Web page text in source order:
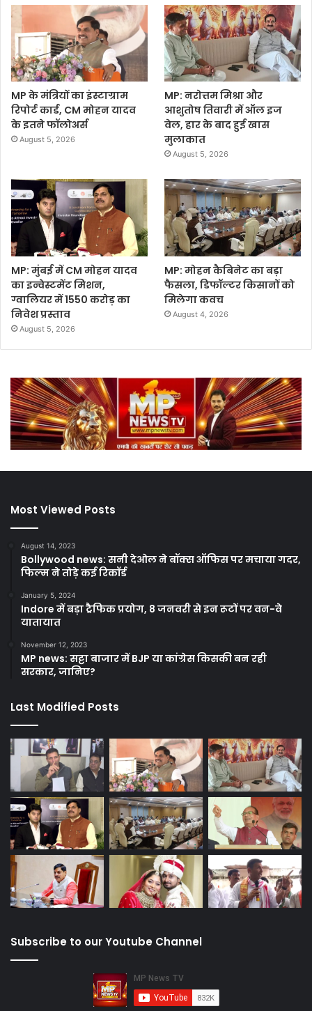
MP के मंत्रियों का इंस्टाग्राम
रिपोर्ट कार्ड, CM मोहन यादव
के इतने फॉलोअर्स
August 5, 2026
MP: नरोत्तम मिश्रा और
आशुतोष तिवारी में ऑल इज
वेल, हार के बाद हुई खास
मुलाकात
August 5, 2026
MP: मुंबई में CM मोहन यादव
का इन्वेस्टमेंट मिशन,
ग्वालियर में 1550 करोड़ का
निवेश प्रस्ताव
August 5, 2026
MP: मोहन कैबिनेट का बड़ा
फैसला, डिफॉल्टर किसानों को
मिलेगा कवच
August 4, 2026
Most Viewed Posts
August 14, 2023
Bollywood news: सनी देओल ने बॉक्स ऑफिस पर मचाया गदर,
फिल्म ने तोड़े कई रिकॉर्ड
January 5, 2024
Indore में बड़ा ट्रैफिक प्रयोग, 8 जनवरी से इन रूटों पर वन-वे
यातायात
November 12, 2023
MP news: सट्टा बाजार में BJP या कांग्रेस किसकी बन रही
सरकार, जानिए?
Last Modified Posts
Subscribe to our Youtube Channel